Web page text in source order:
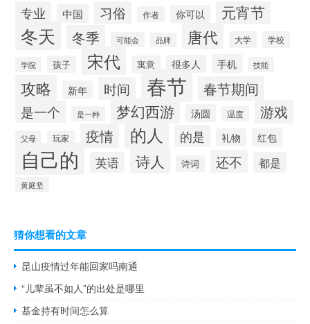
专业 中国 习俗 作者 你可以 元宵节
冬天 冬季 可能会 品牌 唐代 大学 学校
学院 孩子 宋代 寓意 很多人 手机 技能
攻略 新年 时间 春节 春节期间
是一个 是一种 梦幻西游 汤圆 温度 游戏
父母 玩家 疫情 的人 的是 礼物 红包
自己的 英语 诗人 诗词 还不 都是
黄庭坚
猜你想看的文章
昆山疫情过年能回家吗南通
“儿辈虽不如人”的出处是哪里
基金持有时间怎么算